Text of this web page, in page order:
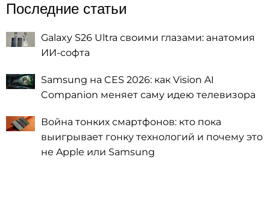
Последние статьи
Galaxy S26 Ultra своими глазами: анатомия
ИИ-софта
Samsung на CES 2026: как Vision AI
Companion меняет саму идею телевизора
Война тонких смартфонов: кто пока
выигрывает гонку технологий и почему это
не Apple или Samsung